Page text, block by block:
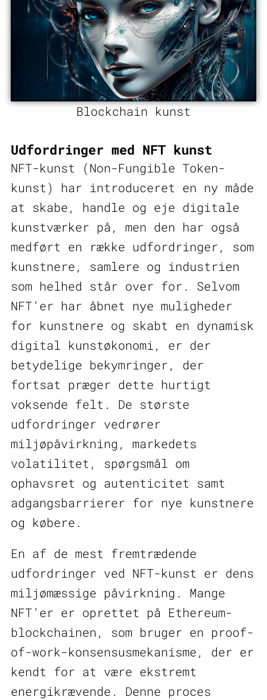
Blockchain kunst
Udfordringer med NFT kunst
NFT-kunst (Non-Fungible Token-
kunst) har introduceret en ny måde
at skabe, handle og eje digitale
kunstværker på, men den har også
medført en række udfordringer, som
kunstnere, samlere og industrien
som helhed står over for. Selvom
NFT’er har åbnet nye muligheder
for kunstnere og skabt en dynamisk
digital kunstøkonomi, er der
betydelige bekymringer, der
fortsat præger dette hurtigt
voksende felt. De største
udfordringer vedrører
miljøpåvirkning, markedets
volatilitet, spørgsmål om
ophavsret og autenticitet samt
adgangsbarrierer for nye kunstnere
og købere.
En af de mest fremtrædende
udfordringer ved NFT-kunst er dens
miljømæssige påvirkning. Mange
NFT’er er oprettet på Ethereum-
blockchainen, som bruger en proof-
of-work-konsensusmekanisme, der er
kendt for at være ekstremt
energikrævende. Denne proces